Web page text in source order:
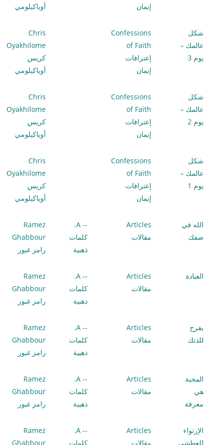
إيمان
أوياكيلومي
شكل
عالمك –
يوم 3
Confessions
of Faith
إعترافات
إيمان
Chris
Oyakhilome
كريس
أوياكيلومي
شكل
عالمك –
يوم 2
Confessions
of Faith
إعترافات
إيمان
Chris
Oyakhilome
كريس
أوياكيلومي
شكل
عالمك –
يوم 1
Confessions
of Faith
إعترافات
إيمان
Chris
Oyakhilome
كريس
أوياكيلومي
الله في
صفك
Articles
مقالات
-- A.
كلمات
ذهبية
Ramez
Ghabbour
رامز غبور
العبادة
Articles
مقالات
-- A.
كلمات
ذهبية
Ramez
Ghabbour
رامز غبور
يفرح
للذتك
Articles
مقالات
-- A.
كلمات
ذهبية
Ramez
Ghabbour
رامز غبور
المحبة
هي
معرفة
Articles
مقالات
-- A.
كلمات
ذهبية
Ramez
Ghabbour
رامز غبور
الإرتواء
للعطشى
Articles
مقالات
-- A.
كلمات
Ramez
Ghabbour